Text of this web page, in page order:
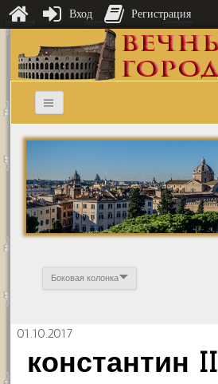
Боковая колонка
01.10.2017
константин II
Вход Регистрация